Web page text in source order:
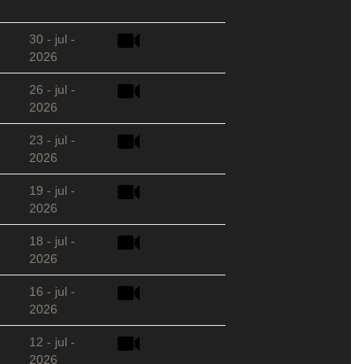
30 - jul -
2026
26 - jul -
2026
23 - jul -
2026
19 - jul -
2026
18 - jul -
2026
16 - jul -
2026
12 - jul -
2026